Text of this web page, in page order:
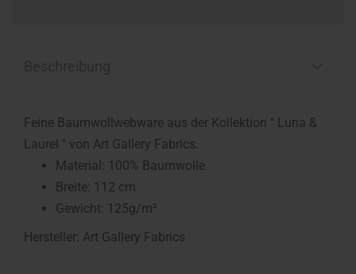
Feine Baumwollwebware aus der Kollektion " Luna &
Laurel " von Art Gallery Fabrics.
Material: 100% Baumwolle
Breite: 112 cm
Gewicht: 125g/m²
Hersteller: Art Gallery Fabrics